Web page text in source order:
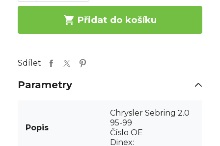
 Přidat do košíku
Sdílet
Parametry
Popis
Chrysler Sebring 2.0
95-99
Číslo OE
Dinex: